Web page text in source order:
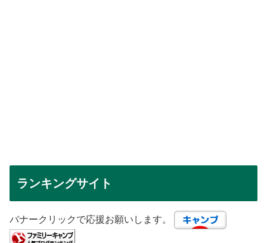
ランキングサイト
バナークリックで応援お願いします。